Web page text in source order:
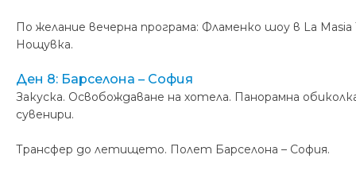
По желание вечерна програма: Фламенко шоу в La
Нощувка.
Ден 8: Барселона – София
Закуска. Освобождаване на хотела. Панорамна
сувенири.
Трансфер до летището. Полет Барселона – София.